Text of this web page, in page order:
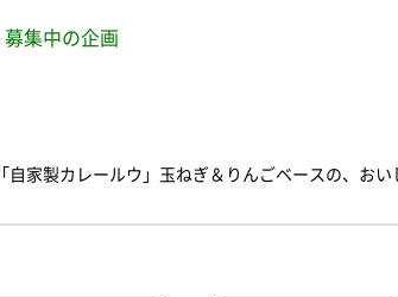
募集中の企画
「自家製カレールウ」玉ねぎ＆りんごベースの、お